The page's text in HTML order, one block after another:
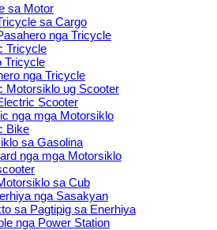
sa Motor
sa Cargo
nga Tricycle
Tricycle
Tricycle
nga Tricycle
Motorsiklo ug Scooter
Scooter
nga mga Motorsiklo
Bike
sa Gasolina
nga mga Motorsiklo
sa Cub
nga Sasakyan
sa Pagtipig sa Enerhiya
nga Power Station